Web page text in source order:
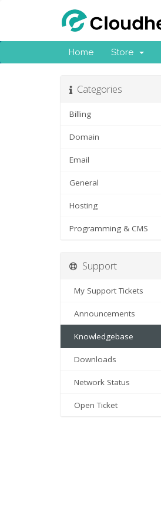
Home Store
Categories
Billing
Domain
Email
General
Hosting
Programming & CMS
Support
My Support Tickets
Announcements
Knowledgebase
Downloads
Network Status
Open Ticket